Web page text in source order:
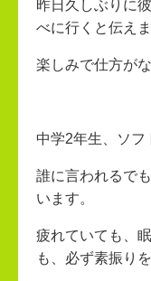
昨日久しぶりに
べに行くと伝えま
楽しみで仕方がな
中学2年生、ソフ
誰に言われるで
います。
疲れていても、
も、必ず素振り